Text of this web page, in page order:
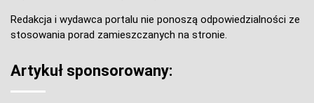
Redakcja i wydawca portalu nie ponoszą odpowiedzialności ze
stosowania porad zamieszczanych na stronie.
Artykuł sponsorowany: